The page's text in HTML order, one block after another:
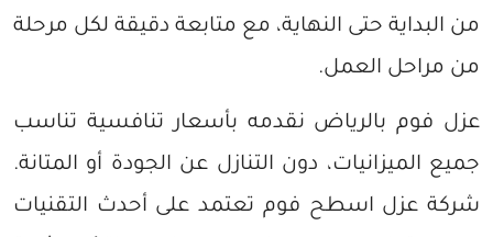
من البداية حتى النهاية، مع متابعة دقيقة لكل مرحلة
من مراحل العمل.
عزل فوم بالرياض نقدمه بأسعار تنافسية تناسب
جميع الميزانيات، دون التنازل عن الجودة أو المتانة.
شركة عزل اسطح فوم تعتمد على أحدث التقنيات